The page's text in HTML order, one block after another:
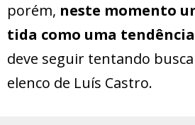
porém, neste momento
tida como uma tendência
deve seguir tentando
elenco de Luís Castro.